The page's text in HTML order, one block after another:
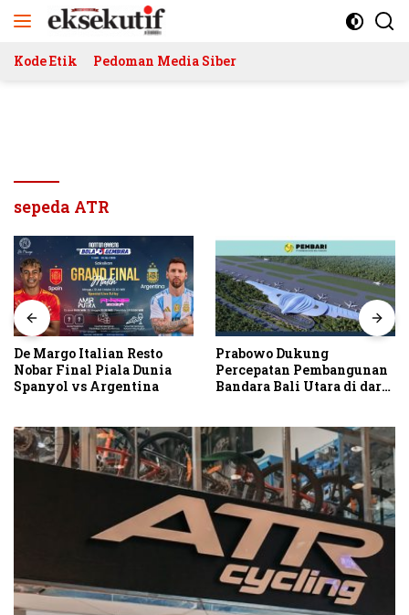
Kode Etik Pedoman Media Siber
sepeda ATR
De Margo Italian Resto
Nobar Final Piala Dunia
Spanyol vs Argentina
Prabowo Dukung
Percepatan Pembangunan
Bandara Bali Utara di darat